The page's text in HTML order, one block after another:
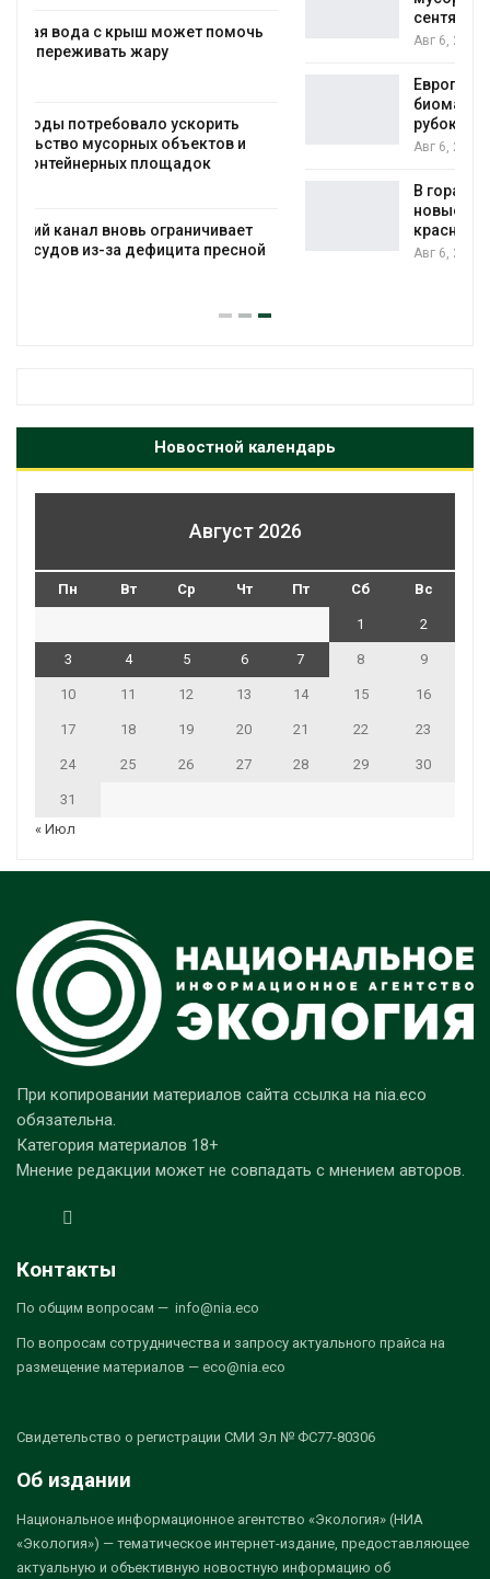
Авг 6, 2026
рубок
Авг 6, 2026
В горах Карачаево-Черкесии выявили
краснокнижных растений
Авг 6, 2026
Новостной календарь
Август 2026
Пн Вт Ср Чт Пт Сб Вс
1 2
3 4 5 6 7 8 9
10 11 12 13 14 15 16
17 18 19 20 21 22 23
24 25 26 27 28 29 30
31
« Июл
При копировании материалов сайта ссылка на nia.eco
обязательна.
Категория материалов 18+
Мнение редакции может не совпадать с мнением авторов.
Контакты
По общим вопросам — info@nia.eco
По вопросам сотрудничества и запросу актуального прайса на
размещение материалов — eco@nia.eco
Свидетельство о регистрации СМИ Эл № ФС77-80306
Об издании
Национальное информационное агентство «Экология» (НИА
«Экология») — тематическое интернет-издание, предоставляющее
актуальную и объективную новостную информацию об